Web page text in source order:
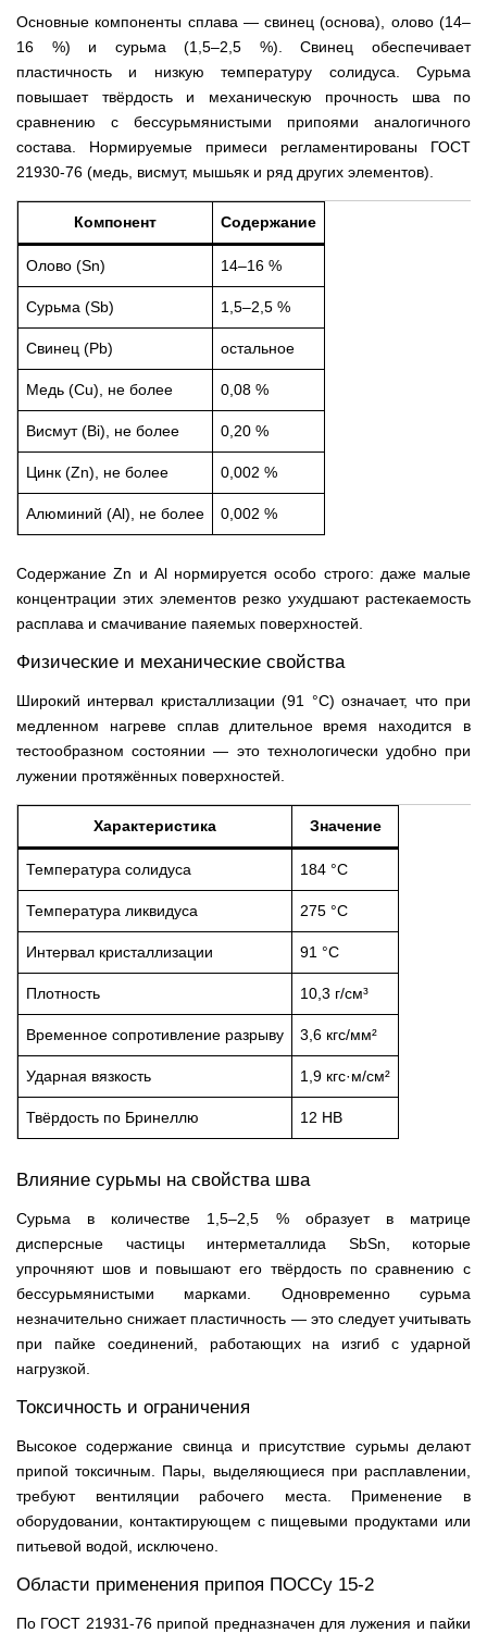
Основные компоненты сплава — свинец (основа), олово (14–
16 %) и сурьма (1,5–2,5 %). Свинец обеспечивает
пластичность и низкую температуру солидуса. Сурьма
повышает твёрдость и механическую прочность шва по
сравнению с бессурьмянистыми припоями аналогичного
состава. Нормируемые примеси регламентированы ГОСТ
21930-76 (медь, висмут, мышьяк и ряд других элементов).
Компонент Содержание
Олово (Sn) 14–16 %
Сурьма (Sb) 1,5–2,5 %
Свинец (Pb) остальное
Медь (Cu), не более 0,08 %
Висмут (Bi), не более 0,20 %
Цинк (Zn), не более 0,002 %
Алюминий (Al), не более 0,002 %
Содержание Zn и Al нормируется особо строго: даже малые
концентрации этих элементов резко ухудшают растекаемость
расплава и смачивание паяемых поверхностей.
Физические и механические свойства
Широкий интервал кристаллизации (91 °С) означает, что при
медленном нагреве сплав длительное время находится в
тестообразном состоянии — это технологически удобно при
лужении протяжённых поверхностей.
Характеристика Значение
Температура солидуса 184 °С
Температура ликвидуса 275 °С
Интервал кристаллизации 91 °С
Плотность 10,3 г/см³
Временное сопротивление разрыву 3,6 кгс/мм²
Ударная вязкость 1,9 кгс·м/см²
Твёрдость по Бринеллю 12 HB
Влияние сурьмы на свойства шва
Сурьма в количестве 1,5–2,5 % образует в матрице
дисперсные частицы интерметаллида SbSn, которые
упрочняют шов и повышают его твёрдость по сравнению с
бессурьмянистыми марками. Одновременно сурьма
незначительно снижает пластичность — это следует учитывать
при пайке соединений, работающих на изгиб с ударной
нагрузкой.
Токсичность и ограничения
Высокое содержание свинца и присутствие сурьмы делают
припой токсичным. Пары, выделяющиеся при расплавлении,
требуют вентиляции рабочего места. Применение в
оборудовании, контактирующем с пищевыми продуктами или
питьевой водой, исключено.
Области применения припоя ПОССу 15-2
По ГОСТ 21931-76 припой предназначен для лужения и пайки